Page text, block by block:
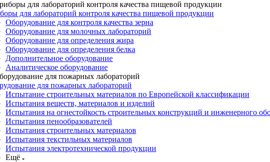
для лабораторий контроля качества пищевой продукции
Оборудование для контроля качества зерна
Оборудование для молочных лабораторий
Оборудование для определения жира
Оборудование для определения белка
Дополнительное оборудование
Аналитическое оборудование
для пожарных лабораторий
Испытание строительных материалов по Европейской классификации
Испытания веществ, материалов и изделий
Испытания на огнестойкость строительных конструкций и инженерного
Испытания пенообразователей
Испытания строительных материалов
Испытания текстильных материалов
Испытания электротехнической продукции
Ещё